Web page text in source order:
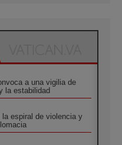
a una vigilia de
la estabilidad
la espiral de violencia y